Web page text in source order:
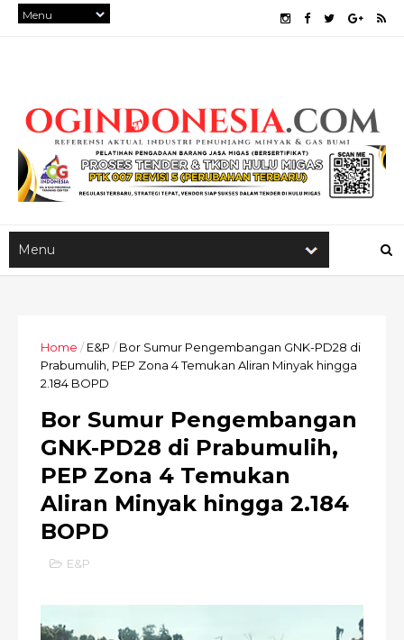
Home / E&P / Bor Sumur Pengembangan GNK-PD28 di
Prabumulih, PEP Zona 4 Temukan Aliran Minyak hingga
2.184 BOPD
Bor Sumur Pengembangan
GNK-PD28 di Prabumulih,
PEP Zona 4 Temukan
Aliran Minyak hingga 2.184
BOPD
E&P